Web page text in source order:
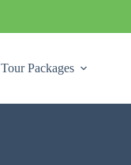
Tour Packages